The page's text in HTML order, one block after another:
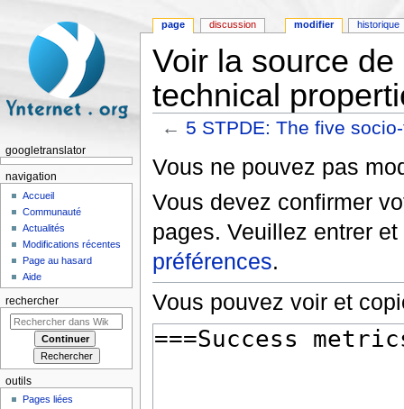
Voir la source
technical
← 5 STPDE: The five
Vous ne pouvez pas
Vous devez confirmer
pages. Veuillez entrer
préférences.
Vous pouvez voir et
page discussion modifier historique
googletranslator
navigation
Accueil
Communauté
Actualités
Modifications récentes
Page au hasard
Aide
rechercher
outils
Pages liées